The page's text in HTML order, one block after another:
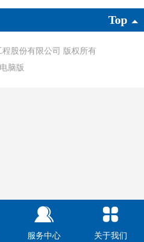
Top
股份有限公司 版权所有
电脑版
服务中心 关于我们